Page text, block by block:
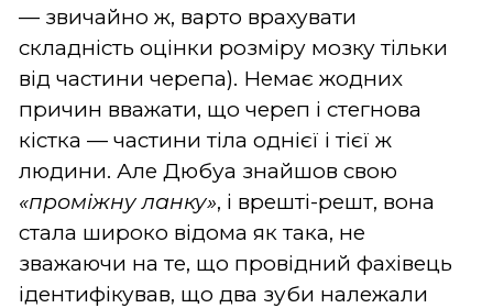
— звичайно ж, варто врахувати
складність оцінки розміру мозку тільки
від частини черепа). Немає жодних
причин вважати, що череп і стегнова
кістка — частини тіла однієї і тієї ж
людини. Але Дюбуа знайшов свою
«проміжну ланку», і врешті-решт, вона
стала широко відома як така, не
зважаючи на те, що провідний фахівець
ідентифікував, що два зуби належали